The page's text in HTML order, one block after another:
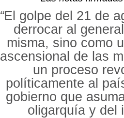
“El golpe del 21 de
derrocar al
misma, sino como
ascensional de las
un proceso
políticamente al
gobierno que
oligarquía y del